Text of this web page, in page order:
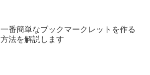
一番簡単なブックマークレットを作る
方法を解説します